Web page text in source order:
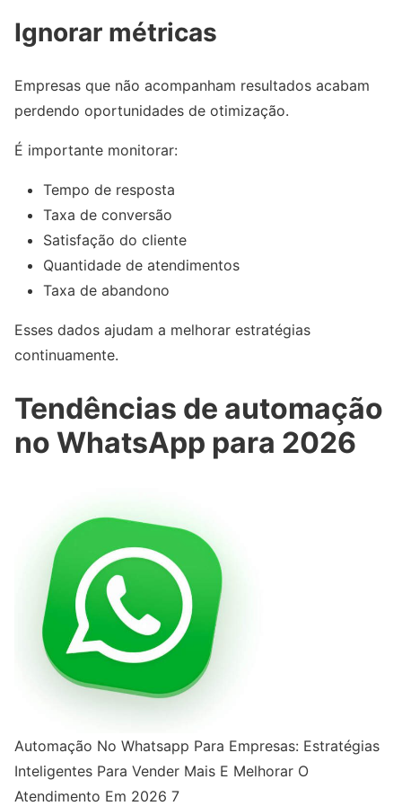
Ignorar métricas
Empresas que não acompanham resultados acabam
perdendo oportunidades de otimização.
É importante monitorar:
Tempo de resposta
Taxa de conversão
Satisfação do cliente
Quantidade de atendimentos
Taxa de abandono
Esses dados ajudam a melhorar estratégias
continuamente.
Tendências de automação
no WhatsApp para 2026
Automação No Whatsapp Para Empresas: Estratégias
Inteligentes Para Vender Mais E Melhorar O
Atendimento Em 2026 7